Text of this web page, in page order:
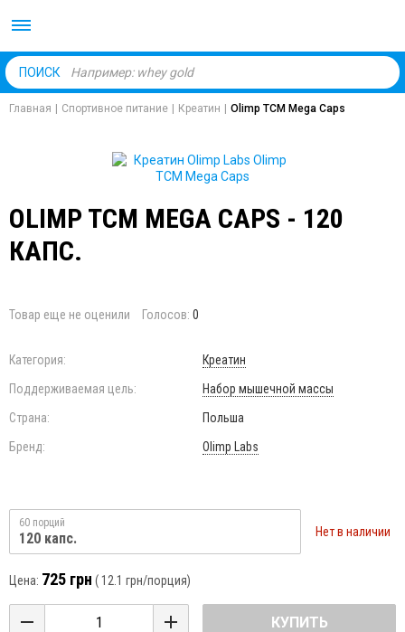
ПОИСК
Главная Спортивное питание Креатин Olimp TCM Mega Caps
OLIMP TCM MEGA CAPS - 120
КАПС.
Товар еще не оценили Голосов: 0
Категория:
Креатин
Поддерживаемая цель:
Набор мышечной массы
Страна:
Польша
Бренд:
Olimp Labs
60 порций
120 капс. Нет в наличии
Цена: 725 грн ( 12.1 грн/порция)
КУПИТЬ